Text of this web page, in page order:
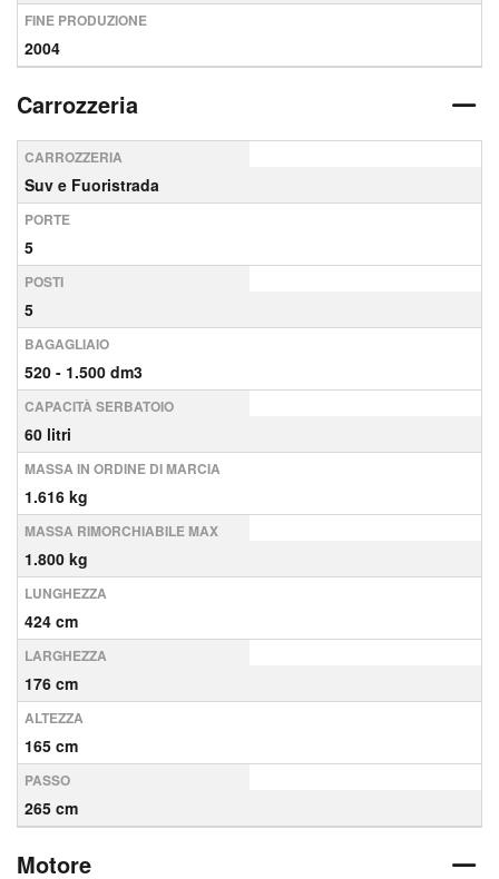
FINE PRODUZIONE
2004
Carrozzeria
CARROZZERIA
Suv e Fuoristrada
PORTE
5
POSTI
5
BAGAGLIAIO
520 - 1.500 dm3
CAPACITÀ SERBATOIO
60 litri
MASSA IN ORDINE DI MARCIA
1.616 kg
MASSA RIMORCHIABILE MAX
1.800 kg
LUNGHEZZA
424 cm
LARGHEZZA
176 cm
ALTEZZA
165 cm
PASSO
265 cm
Motore